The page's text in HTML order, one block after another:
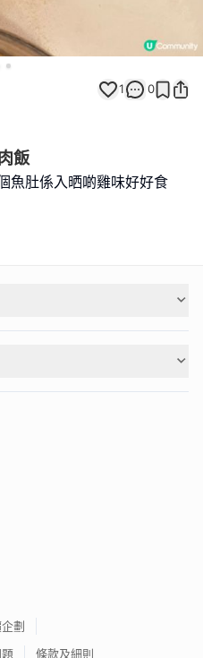
1 0
飯
魚肚係入晒啲雞味好好食
劃
條款及細則